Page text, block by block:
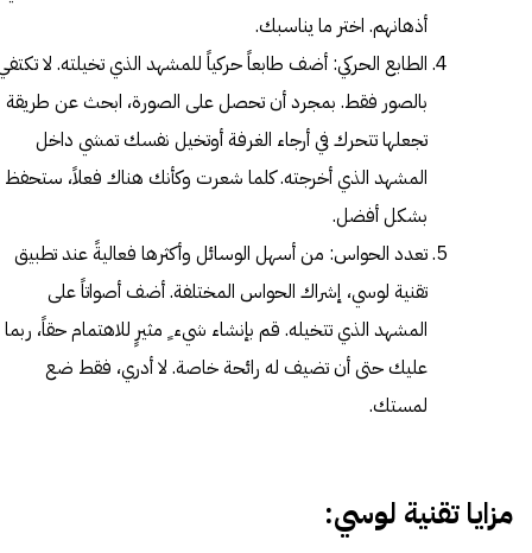
أذهانهم. اختر ما يناسبك.
الطابع الحركي: أضف طابعاً حركياً للمشهد الذي تخيلته. لا
بالصور فقط. بمجرد أن تحصل على الصورة، ابحث عن طريقة
تجعلها تتحرك في أرجاء الغرفة أوتخيل نفسك تمشي داخل
المشهد الذي أخرجته. كلما شعرت وكأنك هناك فعلاً، ستحفظ
بشكل أفضل.
تعدد الحواس: من أسهل الوسائل وأكثرها فعاليةً عند تطبيق
تقنية لوسي، إشراك الحواس المختلفة. أضف أصواتاً على
المشهد الذي تتخيله. قم بإنشاء شيء ٍ مثيرٍ للاهتمام حقاً، ربما
عليك حتى أن تضيف له رائحة خاصة. لا أدري، فقط ضع
لمستك.
مزايا تقنية لوسي: